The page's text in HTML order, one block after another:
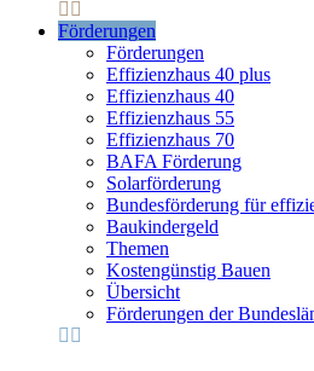
Förderungen
Förderungen
Effizienzhaus 40 plus
Effizienzhaus 40
Effizienzhaus 55
Effizienzhaus 70
BAFA Förderung
Solarförderung
Bundesförderung für
Baukindergeld
Themen
Kostengünstig Bauen
Übersicht
Förderungen der